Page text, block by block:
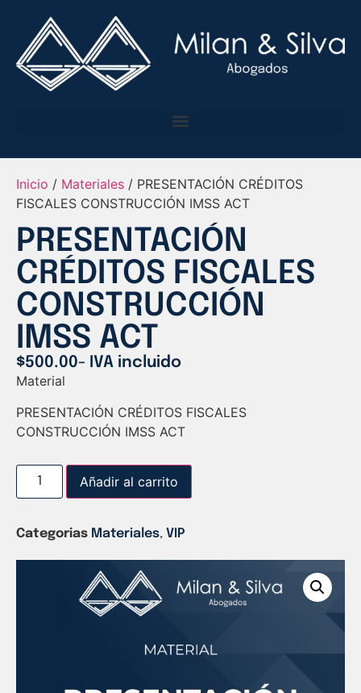
Inicio / Materiales / PRESENTACIÓN CRÉDITOS
FISCALES CONSTRUCCIÓN IMSS ACT
PRESENTACIÓN
CRÉDITOS FISCALES
CONSTRUCCIÓN
IMSS ACT
$500.00- IVA incluido
Material
PRESENTACIÓN CRÉDITOS FISCALES
CONSTRUCCIÓN IMSS ACT
Añadir al carrito
Categorias Materiales, VIP